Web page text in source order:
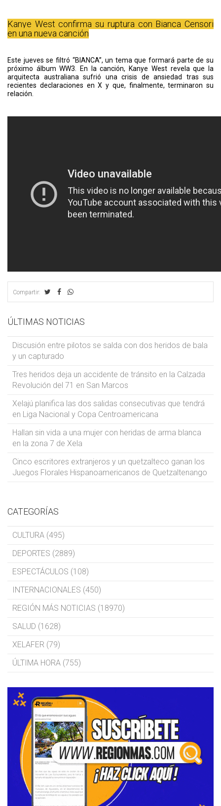
Kanye West confirma su ruptura con Bianca Censori
en una nueva canción
Este jueves se filtró “BIANCA”, un tema que formará parte de su
próximo álbum WW3. En la canción, Kanye West revela que la
arquitecta australiana sufrió una crisis de ansiedad tras sus
recientes declaraciones en X y que, finalmente, terminaron su
relación.
Compartir:
ÚLTIMAS NOTICIAS
Discusión entre pilotos se salda con dos heridos de bala
y un capturado
Tres heridos deja un accidente de tránsito en la Calzada
Revolución del 71 en San Marcos
Xelajú planifica las dos salidas consecutivas que tendrá
en Liga Nacional y Copa Centroamericana
Hallan sin vida a una mujer con heridas de arma blanca
en la zona 7 de Xela
Cinco escritores extranjeros y un quetzalteco ganan los
Juegos Florales Hispanoamericanos de Quetzaltenango
CATEGORÍAS
CULTURA (495)
DEPORTES (2889)
ESPECTÁCULOS (108)
INTERNACIONALES (450)
REGIÓN MÁS NOTICIAS (18970)
SALUD (1628)
XELAFER (79)
ÚLTIMA HORA (755)